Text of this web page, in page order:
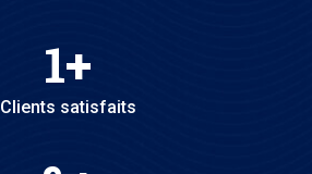
1+
Clients satisfaits